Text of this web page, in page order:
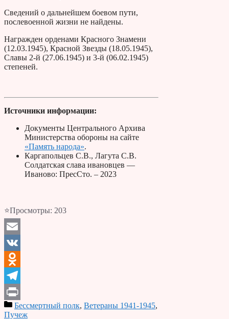
Сведений о дальнейшем боевом пути,
послевоенной жизни не найдены.
Награжден орденами Красного Знамени
(12.03.1945), Красной Звезды (18.05.1945),
Славы 2-й (27.06.1945) и 3-й (06.02.1945)
степеней.
Источники информации:
Документы Центрального Архива
Министерства обороны на сайте
«Память народа».
Каргапольцев С.В., Лагута С.В.
Солдатская слава ивановцев —
Иваново: ПресСто. – 2023
⭐Просмотры: 203
Email
VK
Odnoklassniki
Telegram
PrintБессмертный полк, Ветераны 1941-1945,
Пучеж